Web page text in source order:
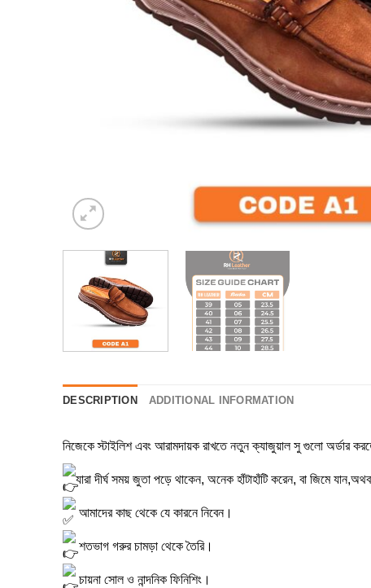
DESCRIPTION ADDITIONAL INFORMATION
নিজেকে স্টাইলিশ এবং আরামদায়ক রাখতে নতুন ক্যাজুয়াল সু গুলো অর্ডার
যারা দীর্ঘ সময় জুতা পড়ে থাকেন, অনেক হাঁটাহাঁটি করেন, বা জিমে
আমাদের কাছ থেকে যে কারনে নিবেন।
শতভাগ গরুর চামড়া থেকে তৈরি।
চায়না সোল ও নান্দনিক ফিনিশিং।